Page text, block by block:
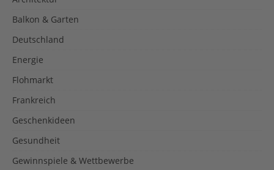
Balkon & Garten
Deutschland
Energie
Flohmarkt
Frankreich
Geschenkideen
Gesundheit
Gewinnspiele & Wettbewerbe